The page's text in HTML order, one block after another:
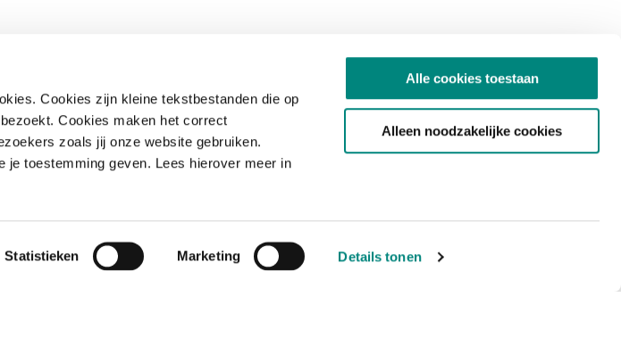
Cookies zijn kleine tekstbestanden die op
Cookies maken het correct
zoals jij onze website gebruiken.
je toestemming geven. Lees hierover meer in
Statistieken Marketing Details tonen
Alle cookies toestaan
Alleen noodzakelijke cookies